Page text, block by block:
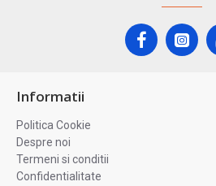
Informatii
Politica Cookie
Despre noi
Termeni si conditii
Confidentialitate